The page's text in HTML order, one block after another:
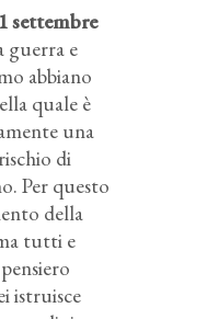
settembre
guerra e
abbiano
quale è
una
di
Per questo
della
tutti e
istruisce